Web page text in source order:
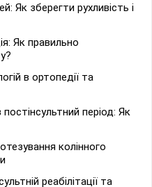
Як зберегти рухливість і
Як правильно
в ортопедії та
період: Як
колінного
реабілітації та